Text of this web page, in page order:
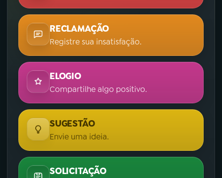
RECLAMAÇÃO
Registre sua insatisfação.
ELOGIO
Compartilhe algo positivo.
SUGESTÃO
Envie uma ideia.
SOLICITAÇÃO